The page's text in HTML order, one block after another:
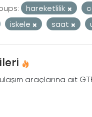
hareketlilik
iskele saat
araçlarına ait